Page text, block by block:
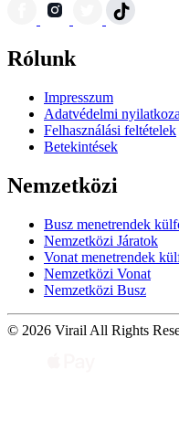
Rólunk
Impresszum
Adatvédelmi
Felhasználási feltételek
Betekintések
Nemzetközi
Busz menetrendek
Nemzetközi Járatok
Vonat menetrendek
Nemzetközi Vonat
Nemzetközi Busz
© 2026 Virail All Rights